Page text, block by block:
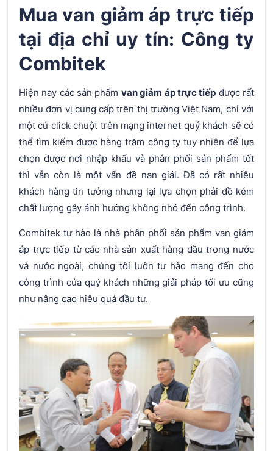
Mua van giảm áp trực tiếp
tại địa chỉ uy tín: Công ty
Combitek
Hiện nay các sản phẩm van giảm áp trực tiếp được rất
nhiều đơn vị cung cấp trên thị trường Việt Nam, chỉ với
một cú click chuột trên mạng internet quý khách sẽ có
thể tìm kiếm được hàng trăm công ty tuy nhiên để lựa
chọn được nơi nhập khẩu và phân phối sản phẩm tốt
thì vẫn còn là một vấn đề nan giải. Đã có rất nhiều
khách hàng tin tưởng nhưng lại lựa chọn phải đồ kém
chất lượng gây ảnh hưởng không nhỏ đến công trình.
Combitek tự hào là nhà phân phối sản phẩm van giảm
áp trực tiếp từ các nhà sản xuất hàng đầu trong nước
và nước ngoài, chúng tôi luôn tự hào mang đến cho
công trình của quý khách những giải pháp tối ưu cũng
như nâng cao hiệu quả đầu tư.